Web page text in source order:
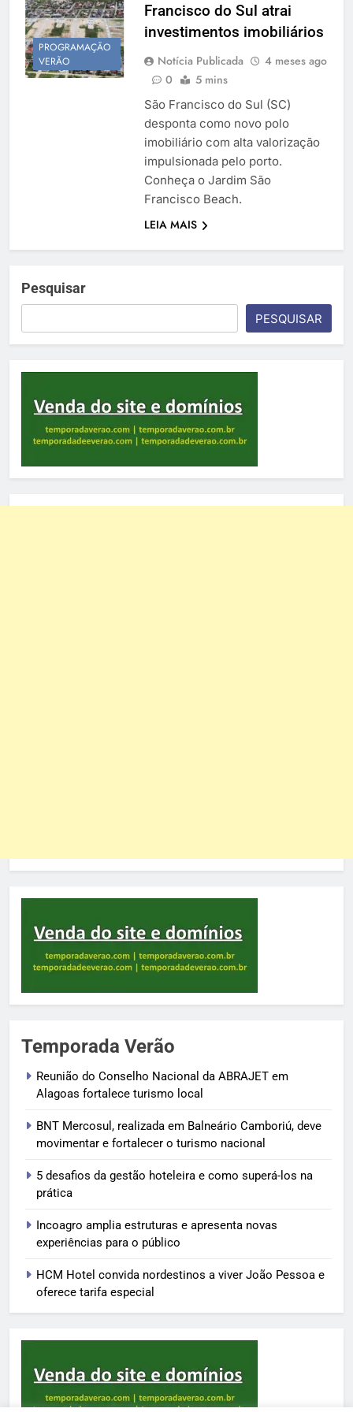
Temporada Verão 2027
PROGRAMAÇÃO
VERÃO
Francisco do Sul atrai
investimentos imobiliários
Notícia Publicada
4 meses ago
0
5 mins
São Francisco do Sul (SC)
desponta como novo polo
imobiliário com alta valorização
impulsionada pelo porto.
Conheça o Jardim São
Francisco Beach.
LEIA MAIS
Pesquisar
PESQUISAR
Temporada Verão
Reunião do Conselho Nacional da ABRAJET em
Alagoas fortalece turismo local
BNT Mercosul, realizada em Balneário Camboriú, deve
movimentar e fortalecer o turismo nacional
5 desafios da gestão hoteleira e como superá-los na
prática
Incoagro amplia estruturas e apresenta novas
experiências para o público
HCM Hotel convida nordestinos a viver João Pessoa e
oferece tarifa especial